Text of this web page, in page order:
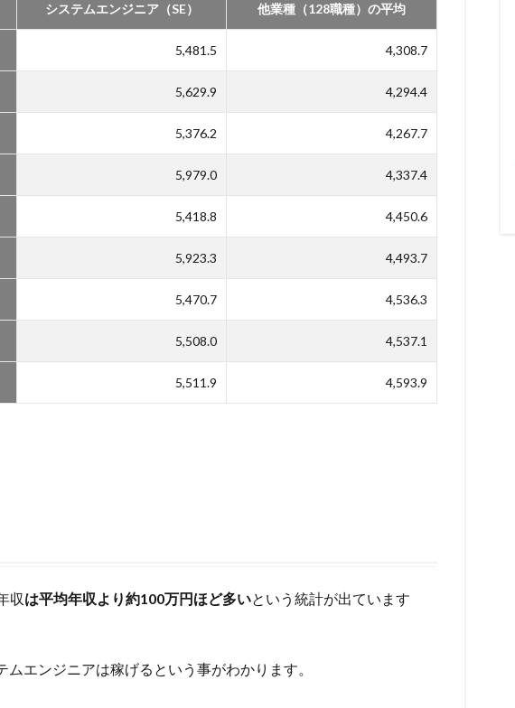
システムエンジニア（SE） 他業種（128職種）の平均
5,481.5 4,308.7
5,629.9 4,294.4
5,376.2 4,267.7
5,979.0 4,337.4
5,418.8 4,450.6
5,923.3 4,493.7
5,470.7 4,536.3
5,508.0 4,537.1
5,511.9 4,593.9
収は平均年収より約100万円ほど多いという統計が出ています
エンジニアは稼げるという事がわかります。